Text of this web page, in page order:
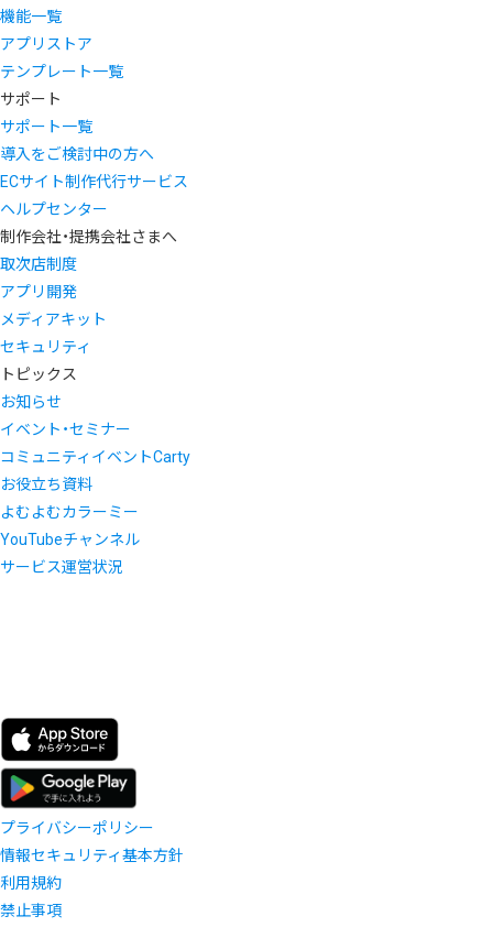
機能一覧
アプリストア
テンプレート一覧
サポート
サポート一覧
導入をご検討中の方へ
ECサイト制作代行サービス
ヘルプセンター
制作会社・提携会社さまへ
取次店制度
アプリ開発
メディアキット
セキュリティ
トピックス
お知らせ
イベント・セミナー
コミュニティイベントCarty
お役立ち資料
よむよむカラーミー
YouTubeチャンネル
サービス運営状況
プライバシーポリシー
情報セキュリティ基本方針
利用規約
禁止事項